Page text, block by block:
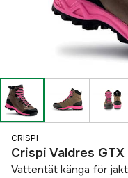
CRISPI
Crispi Valdres
Vattentät känga för